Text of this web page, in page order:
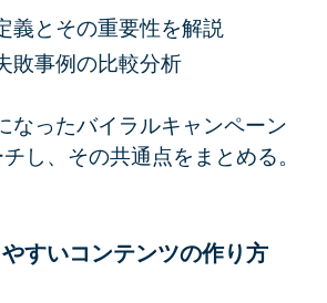
義とその重要性を解説
敗事例の比較分析
なったバイラルキャンペーン
し、その共通点をまとめる。
すいコンテンツの作り方